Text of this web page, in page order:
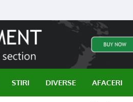
STIRI DIVERSE AFACERI